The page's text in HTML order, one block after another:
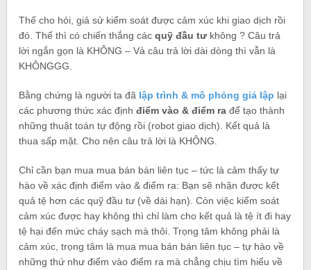
Thế cho hỏi, giả sử kiểm soát được cảm xúc khi giao dịch rồi
đó. Thế thì có chiến thắng cácquỹ đầu tưkhông ? Câu trả
lời ngắn gọn là KHÔNG – Và câu trả lời dài dòng thì vẫn là
KHÔNGGG.
Bằng chứng là người ta đã lập trình & mô phỏng giả lập lại
các phương thức xác địnhđiểm vào & điểm ra để tạo thành
những thuật toán tự động rồi (robot giao dịch). Kết quả là
thua sấp mặt. Cho nên câu trả lời là KHÔNG.
Chỉ cần bạn mua mua bán bán liên tục – tức là cảm thấy tự
hào về xác định điểm vào & điểm ra: Bạn sẽ nhận được kết
quả tệ hơn các quỹ đầu tư (về dài hạn). Còn việc kiểm soát
cảm xúc được hay không thì chỉ làm cho kết quả là tệ ít đi hay
tệ hại đến mức cháy sạch mà thôi. Trọng tâm không phải là
cảm xúc, trọng tâm là mua mua bán bán liên tục – tự hào về
những thứ như điểm vào điểm ra mà chẳng chịu tìm hiểu về